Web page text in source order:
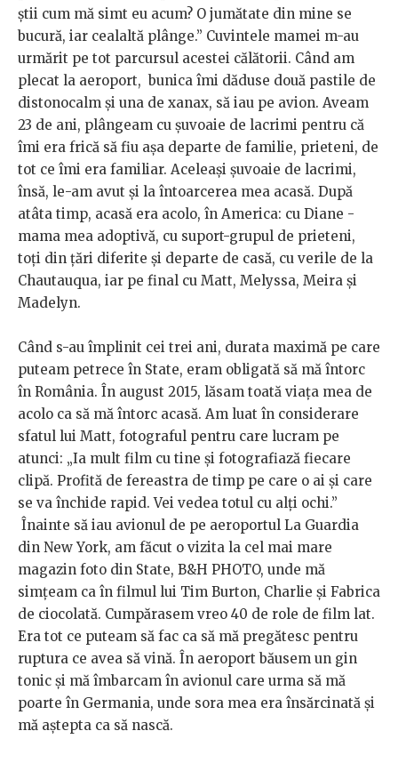
știi cum mă simt eu acum? O jumătate din mine se
bucură, iar cealaltă plânge.” Cuvintele mamei m-au
urmărit pe tot parcursul acestei călătorii. Când am
plecat la aeroport, bunica îmi dăduse două pastile de
distonocalm și una de xanax, să iau pe avion. Aveam
23 de ani, plângeam cu șuvoaie de lacrimi pentru că
îmi era frică să fiu așa departe de familie, prieteni, de
tot ce îmi era familiar. Aceleași șuvoaie de lacrimi,
însă, le-am avut și la întoarcerea mea acasă. După
atâta timp, acasă era acolo, în America: cu Diane -
mama mea adoptivă, cu suport-grupul de prieteni,
toți din țări diferite și departe de casă, cu verile de la
Chautauqua, iar pe final cu Matt, Melyssa, Meira și
Madelyn.
Când s-au împlinit cei trei ani, durata maximă pe care
puteam petrece în State, eram obligată să mă întorc
în România. În august 2015, lăsam toată viața mea de
acolo ca să mă întorc acasă. Am luat în considerare
sfatul lui Matt, fotograful pentru care lucram pe
atunci: „Ia mult film cu tine și fotografiază fiecare
clipă. Profită de fereastra de timp pe care o ai și care
se va închide rapid. Vei vedea totul cu alți ochi.”
Înainte să iau avionul de pe aeroportul La Guardia
din New York, am făcut o vizita la cel mai mare
magazin foto din State, B&H PHOTO, unde mă
simțeam ca în filmul lui Tim Burton, Charlie și Fabrica
de ciocolată. Cumpărasem vreo 40 de role de film lat.
Era tot ce puteam să fac ca să mă pregătesc pentru
ruptura ce avea să vină. În aeroport băusem un gin
tonic și mă îmbarcam în avionul care urma să mă
poarte în Germania, unde sora mea era însărcinată și
mă aștepta ca să nască.